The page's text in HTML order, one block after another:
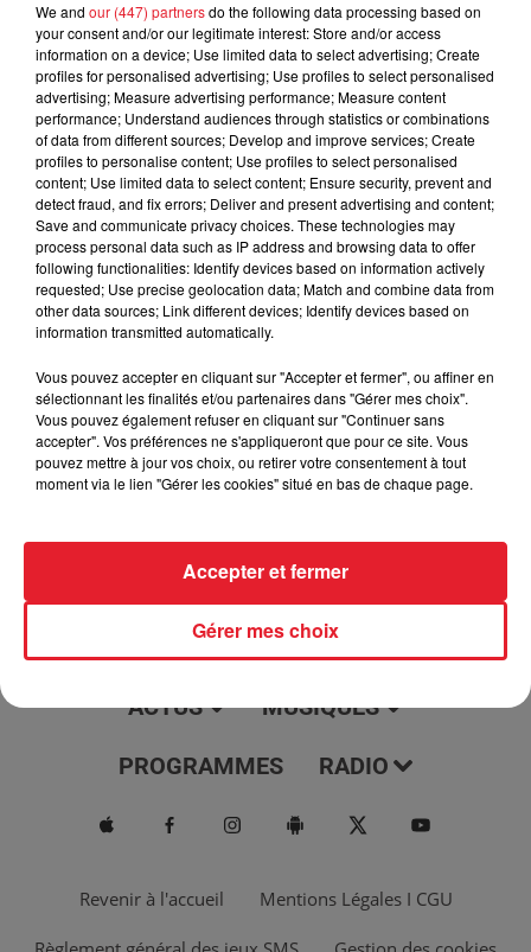
0:00
18 février 2022 - 3 min
Sondage / Minute blondasse du 18/02/2022
Du lundi au vendredi, de 6h à 09h, retrouvez Evan, Sandro,
Aline et Laura pour vous réveiller sur Urban hit. Au
programme : le jeu des 30 secondes chrono, le sondage du
jour, l'info moulaga, le saviez-vous...
ACTUS MUSIQUES
PROGRAMMES RADIO
Revenir à l'accueil Mentions Légales I CGU
We and our (447) partnersdo the following data processing based on
your consent and/or our legitimate interest: Store and/or access
information on a device; Use limited data to select advertising; Create
profiles for personalised advertising; Use profiles to select personalised
advertising; Measure advertising performance; Measure content
performance; Understand audiences through statistics or combinations
of data from different sources; Develop and improve services; Create
profiles to personalise content; Use profiles to select personalised
content; Use limited data to select content; Ensure security, prevent and
detect fraud, and fix errors; Deliver and present advertising and content;
Save and communicate privacy choices. These technologies may
process personal data such as IP address and browsing data to offer
following functionalities: Identify devices based on information actively
requested; Use precise geolocation data; Match and combine data from
other data sources; Link different devices; Identify devices based on
information transmitted automatically.
Vous pouvez accepter en cliquant sur "Accepter et fermer", ou affiner en
sélectionnant les finalités et/ou partenaires dans "Gérer mes choix".
Vous pouvez également refuser en cliquant sur "Continuer sans
accepter". Vos préférences ne s'appliqueront que pour ce site. Vous
pouvez mettre à jour vos choix, ou retirer votre consentement à tout
moment via le lien "Gérer les cookies" situé en bas de chaque page.
Gérer mes choix
Accepter et fermer